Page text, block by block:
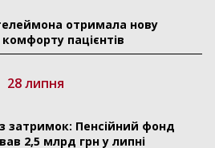
отримала нову
пацієнтів
28 липня
затримок: Пенсійний фонд
2,5 млрд грн у липні